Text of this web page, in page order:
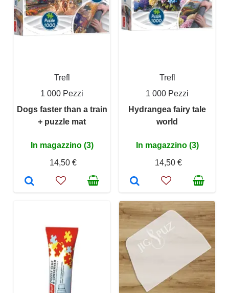
Trefl
1 000 Pezzi
Dogs faster than a train
+ puzzle mat
In magazzino (3)
14,50 €
Trefl
1 000 Pezzi
Hydrangea fairy tale
world
In magazzino (3)
14,50 €